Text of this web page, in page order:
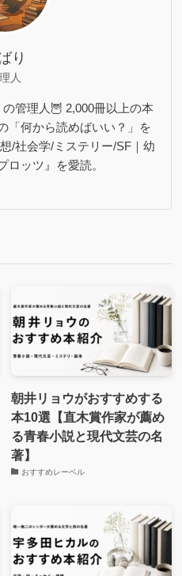
り
人
管理人🦉 2,000冊以上の本
「何から読めばいい？」を
/社会学/ミステリー/SF｜幼
ロッツ』を愛読。
朝井リョウがおすすめする
本10選【直木賞作家が薦め
る青春小説と現代文芸の名
著】
おすすめレーベル